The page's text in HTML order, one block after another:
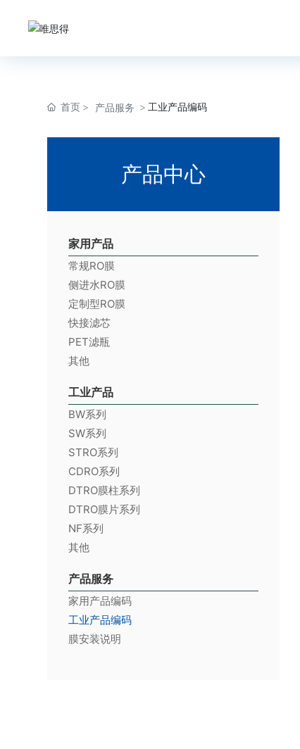
首页 产品服务 工业产品编码
产品中心
家用产品
常规RO膜
侧进水RO膜
定制型RO膜
快接滤芯
PET滤瓶
其他
工业产品
BW系列
SW系列
STRO系列
CDRO系列
DTRO膜柱系列
DTRO膜片系列
NF系列
其他
产品服务
家用产品编码
工业产品编码
膜安装说明